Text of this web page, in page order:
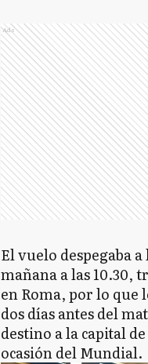
Ads
El vuelo despegaba
mañana a las 10.30,
en Roma, por lo que
dos días antes del
destino a la capital
ocasión del Mundial.